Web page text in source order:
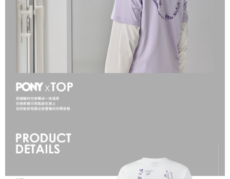
後付繳納相關費用。
※ 交易是否成功請以「AFTEE先享後付 」之結帳頁面顯示為準，若有關於
是否繳費成功／繳費後需取消欲退款等相關疑問，請聯繫「AFTEE先享後付
客戶支援中心」
https://netprotections.freshdesk.com/support/home
１．透過由恩沛科技股份有限公司提供之「AFTEE先享後付」服務完成之交
易，需依本服務之必要範圍內提供個人資料，並將交易相關給付款項請求債
權轉讓予恩沛科技股份有限公司。
２．關於個人資料處理事宜，請瀏覽以下網址：
https://aftee.tw/terms/#terms3
３．未成年的使用者請事先徵得法定代理人或監護人之同意方可使用
４．使用「AFTEE先享後付」時，將依據個別帳號之用戶狀況，依本公司即
時審查核予不同之上限額度；若仍有額度不足之情形，本公司將視審查結果
５．嚴禁一人註冊多個帳號或使用他人資訊註冊。若發現惡意使用之情形，
恩沛科技股份有限公司將有權停止該用戶之使用額度並採取法律行動。